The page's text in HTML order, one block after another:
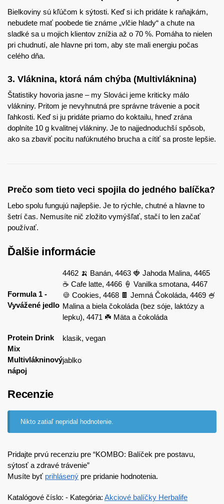
Bielkoviny sú kľúčom k sýtosti. Keď si ich pridáte k raňajkám,
nebudete mať poobede tie známe „vlčie hlady“ a chute na
sladké sa u mojich klientov znížia až o 70 %. Pomáha to nielen
pri chudnutí, ale hlavne pri tom, aby ste mali energiu počas
celého dňa.
3. Vláknina, ktorá nám chýba (Multivláknina)
Štatistiky hovoria jasne – my Slováci jeme kriticky málo
vlákniny. Pritom je nevyhnutná pre správne trávenie a pocit
ľahkosti. Keď si ju pridáte priamo do koktailu, hneď zrána
doplníte 10 g kvalitnej vlákniny. Je to najjednoduchší spôsob,
ako sa zbaviť pocitu nafúknutého brucha a cítiť sa proste lepšie.
Prečo som tieto veci spojila do jedného balíčka?
Lebo spolu fungujú najlepšie. Je to rýchle, chutné a hlavne to
šetrí čas. Nemusíte nič zložito vymýšľať, stačí to len začať
používať.
Ďalšie informácie
Formula 1 -
Vyvážené jedlo
4462 🍌 Banán, 4463 🍓 Jahoda Malina, 4465
☕ Cafe latte, 4466 🍦 Vanilka smotana, 4467
🍪 Cookies, 4468 🍫 Jemná Čokoláda, 4469 🍧
Malina a biela čokoláda (bez sóje, laktózy a
lepku), 4471 ☘️ Mäta a čokoláda
Protein Drink
Mix
klasik, vegan
Multivlákninový
nápoj
jablko
Recenzie
Nikto zatiaľ nepridal hodnotenie.
Pridajte prvú recenziu pre “KOMBO: Balíček pre postavu,
sýtosť a zdravé trávenie”
Musíte byť prihlásený pre pridanie hodnotenia.
Katalógové číslo: - Kategória: Akciové balíčky Herbalife